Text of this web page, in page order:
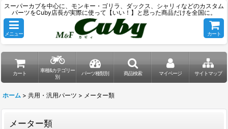
スーパーカブを中心に、モンキー・ゴリラ、ダックス、シャリィなどのカスタム
パーツをCuby店長が実際に使って【いい！】と思った商品だけを全国に。
メニュー カート
カート
車種&カテゴリー
別
パーツ種類別 商品検索 マイページ サイトマップ
ホーム > 共用・汎用パーツ > メーター類
メーター類